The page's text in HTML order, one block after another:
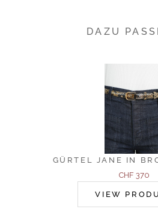
DAZU
GÜRTEL JANE IN
Angebot
CHF 370
VIEW